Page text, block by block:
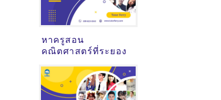
หาครูสอน
คณิตศาสตร์ที่ระยอง